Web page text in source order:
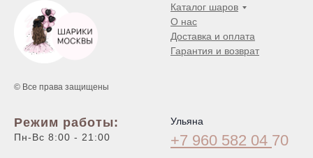
© Все права защищены
Каталог шаров
О нас
Доставка и оплата
Гарантия и возврат
Режим работы:
Пн-Вс 8:00 - 21:00
Ульяна
+7 960 582 04 70